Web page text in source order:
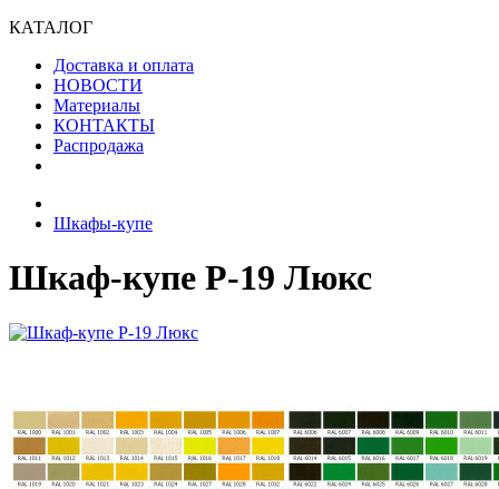
КАТАЛОГ
Доставка и оплата
НОВОСТИ
Материалы
КОНТАКТЫ
Распродажа
Шкафы-купе
Шкаф-купе Р-19 Люкс